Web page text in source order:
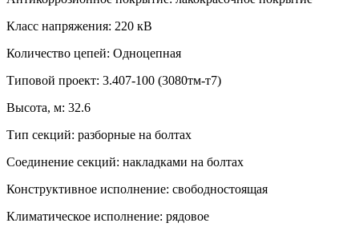
Класс напряжения: 220 кВ
Количество цепей: Одноцепная
Типовой проект: 3.407-100 (3080тм-т7)
Высота, м: 32.6
Тип секций: разборные на болтах
Соединение секций: накладками на болтах
Конструктивное исполнение: свободностоящая
Климатическое исполнение: рядовое